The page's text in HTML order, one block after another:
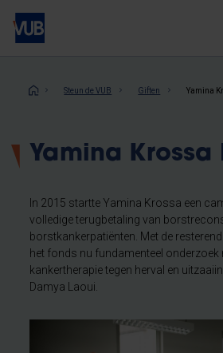
Overslaan
naar
inhoudKruimelpad
Steun de VUB Giften Yamina
Yamina Krossa
In 2015 startte Yamina Krossa een
volledige terugbetaling van
borstkankerpatiënten. Met de
het fonds nu fundamenteel onderzoek
kankertherapie tegen herval en
Damya Laoui.